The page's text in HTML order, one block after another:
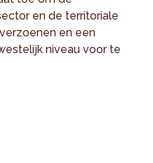
en de territoriale
en een
niveau voor te